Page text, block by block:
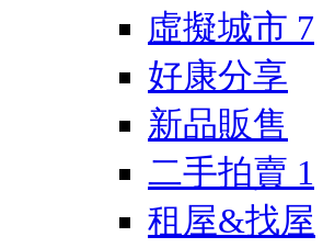
虛擬城市 7
好康分享
新品販售
二手拍賣 1
租屋&找屋